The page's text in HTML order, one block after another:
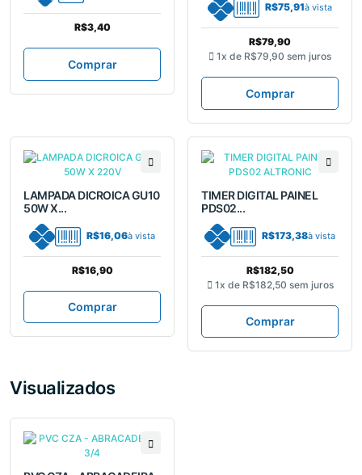
R$3,40
Comprar
R$75,91à vista
R$79,90
1x de R$79,90 sem juros
Comprar
LAMPADA DICROICA GU10
50W X...
R$16,06à vista
R$16,90
Comprar
TIMER DIGITAL PAINEL
PDS02...
R$173,38à vista
R$182,50
1x de R$182,50 sem juros
Comprar
Visualizados